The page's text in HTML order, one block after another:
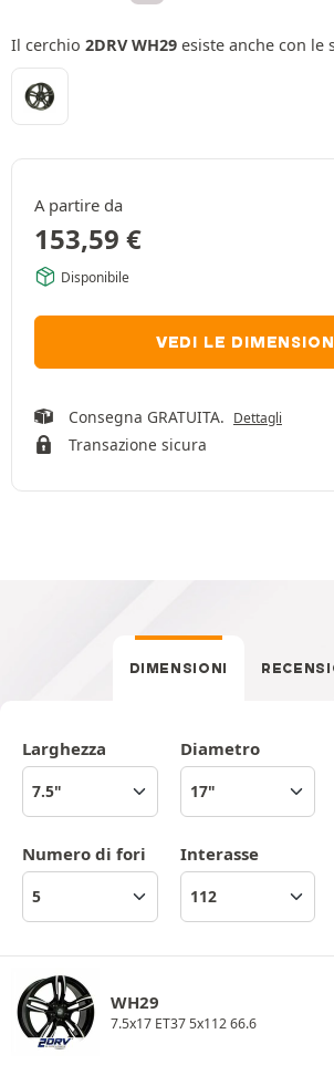
Il cerchio 2DRV WH29 esiste anche con le
A partire da
153,59 €
Disponibile
VEDI LE
Consegna GRATUITA. Dettagli
Transazione sicura
DIMENSIONI
Larghezza Diametro
Numero di fori Interasse
WH29
7.5x17 ET37 5x112 66.6